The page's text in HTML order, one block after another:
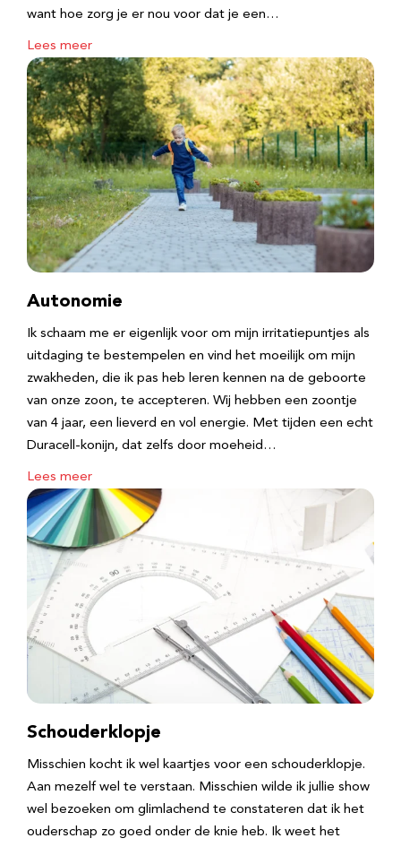
want hoe zorg je er nou voor dat je een…
Lees meer
Autonomie
Ik schaam me er eigenlijk voor om mijn irritatiepuntjes als
uitdaging te bestempelen en vind het moeilijk om mijn
zwakheden, die ik pas heb leren kennen na de geboorte
van onze zoon, te accepteren. Wij hebben een zoontje
van 4 jaar, een lieverd en vol energie. Met tijden een echt
Duracell-konijn, dat zelfs door moeheid…
Lees meer
Schouderklopje
Misschien kocht ik wel kaartjes voor een schouderklopje.
Aan mezelf wel te verstaan. Misschien wilde ik jullie show
wel bezoeken om glimlachend te constateren dat ik het
ouderschap zo goed onder de knie heb. Ik weet het